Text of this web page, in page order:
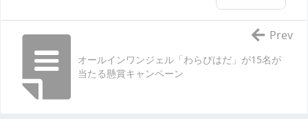
オールインワンジェル「わらびはだ」が15名が
当たる懸賞キャンペーン
Prev